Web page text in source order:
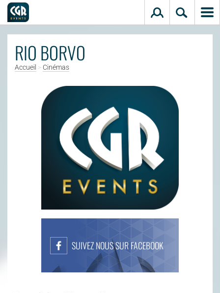
RIO BORVO
Accueil > Cinémas
SUIVEZ NOUS SUR FACEBOOK